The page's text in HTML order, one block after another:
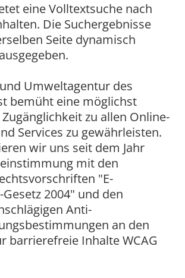
eine Volltextsuche nach
Die Suchergebnisse
Seite dynamisch
Umweltagentur des
bemüht eine möglichst
zu allen Online-
Services zu gewährleisten.
wir uns seit dem Jahr
mit den
"E-
2004" und den
Anti-
an den
barrierefreie Inhalte WCAG